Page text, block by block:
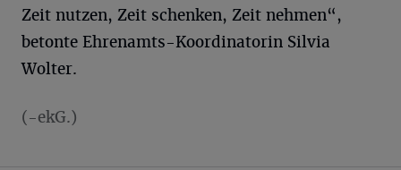
Zeit nutzen, Zeit schenken, Zeit nehmen“,
betonte Ehrenamts-Koordinatorin Silvia
Wolter.
(-ekG.)